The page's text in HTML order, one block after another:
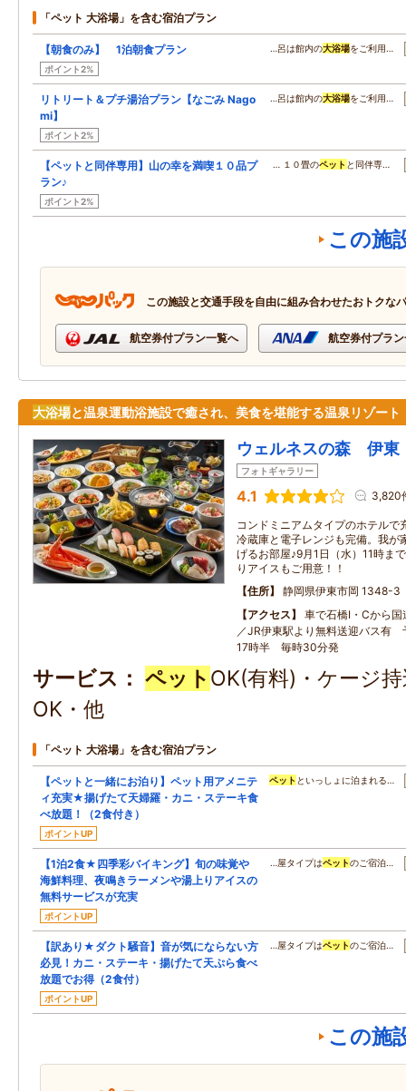
「ペット 大浴場」を含む宿泊プラン
【朝食のみ】 1泊朝食プラン
ポイント2%
…呂は館内の大浴場をご利用…
リトリート＆プチ湯治プラン【なごみ Nago
mi】
ポイント2%
…呂は館内の大浴場をご利用…
【ペットと同伴専用】山の幸を満喫１０品プ
ラン♪
ポイント2%
… １０畳のペット と同伴専…
この施
この施設と交通手段を自由に組み合わせたおトクな
航空券付プラン一覧へ 航空券付プラ
大浴場と温泉運動浴施設で癒され、美食を堪能する温泉リゾート
ウェルネスの森 伊東
フォトギャラリー
4.1 3,820
コンドミニアムタイプのホテルで
冷蔵庫と電子レンジも完備。我が
げるお部屋♪9月1日（水）11時ま
りアイスもご用意！！
住所
静岡県伊東市岡 1348-3
アクセス
車で石橋I・Cから
／JR伊東駅より無料送迎バス
17時半 毎時30分発
サービス ペット OK(有料)・ケージ
OK・他
「ペット 大浴場」を含む宿泊プラン
【ペットと一緒にお泊り】ペット用アメニテ
ィ充実★揚げたて天婦羅・カニ・ステーキ食
べ放題！（2食付き）
ポイントUP
ペット といっしょに泊まれる…
【1泊2食★四季彩バイキング】旬の味覚や
海鮮料理、夜鳴きラーメンや湯上りアイスの
無料サービスが充実
ポイントUP
…屋タイプはペットのご宿泊…
【訳あり★ダクト騒音】音が気にならない方
必見！カニ・ステーキ・揚げたて天ぷら食べ
放題でお得（2食付）
ポイントUP
…屋タイプはペットのご宿泊…
この施